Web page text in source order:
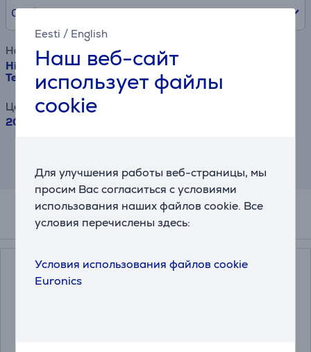
Eesti / English
Наш веб-сайт
использует файлы
cookie
Для улучшения работы веб-страницы, мы
просим Вас согласиться с условиями
использования наших файлов cookie. Все
условия перечислены здесь:
Условия использования файлов cookie
Euronics
0% /0 €
Наименование товара
Hisense U7Q, 100'', 4K UHD, Mini LED, черный -
Телевизор
Цена
2059 €
условий.
Аксессуары